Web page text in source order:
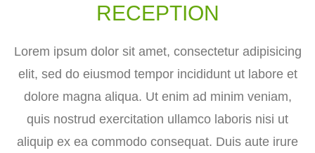
RECEPTION
Lorem ipsum dolor sit amet, consectetur adipisicing
elit, sed do eiusmod tempor incididunt ut labore et
dolore magna aliqua. Ut enim ad minim veniam,
quis nostrud exercitation ullamco laboris nisi ut
aliquip ex ea commodo consequat. Duis aute irure